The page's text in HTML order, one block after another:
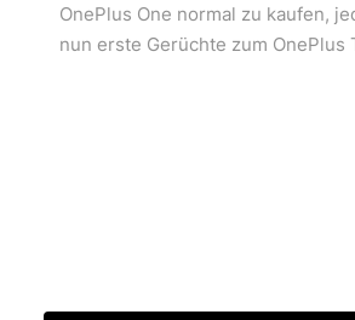
OnePlus One normal zu kaufen,
nun erste Gerüchte zum OnePlus